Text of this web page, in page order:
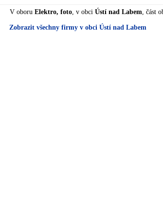
V oboru Elektro, foto, v obci Ústí nad Labem, část
Zobrazit všechny firmy v obci Ústí nad Labem